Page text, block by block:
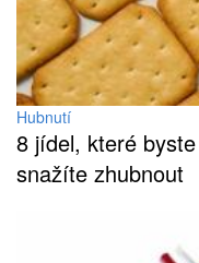
Hubnutí
8 jídel, které
snažíte zhubnout